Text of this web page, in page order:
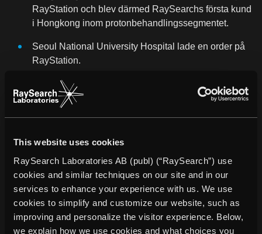
This website uses cookies
RaySearch Laboratories AB (publ) (“RaySearch”) use
cookies and similar techniques on our site and in our
services to enhance your experience with us. We use
cookies to simplify and customize our website, such as
improving and personalize the visitor experience. Below,
we explain how we use cookies and what choices you
RayStation och blev därmed RaySearchs första kund
i Hongkong inom protonbehandlingssegmentet.
Seoul National University Hospital lade en order på
RayStation.
VÄSENTLIGA HÄNDELSER EFTER PERIODENS
RaySearch vann University of New Mexicos
Harris Health lade en order på RayStation.
Seoul National University Hospital lade en order på
RayCare.